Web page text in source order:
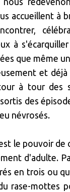
accueillent à
à
que même
et
à tour des
des
névrosés.
le pouvoir de
d'adulte.
en trois ou
rase-mottes